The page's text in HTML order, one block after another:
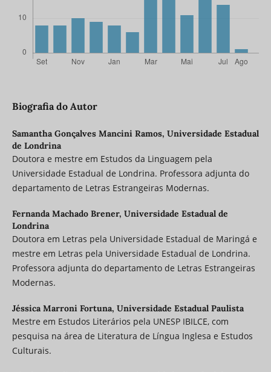
Biografia do Autor
Samantha Gonçalves Mancini Ramos, Universidade Estadual
de Londrina
Doutora e mestre em Estudos da Linguagem pela
Universidade Estadual de Londrina. Professora adjunta do
departamento de Letras Estrangeiras Modernas.
Fernanda Machado Brener, Universidade Estadual de
Londrina
Doutora em Letras pela Universidade Estadual de Maringá e
mestre em Letras pela Universidade Estadual de Londrina.
Professora adjunta do departamento de Letras Estrangeiras
Modernas.
Jéssica Marroni Fortuna, Universidade Estadual Paulista
Mestre em Estudos Literários pela UNESP IBILCE, com
pesquisa na área de Literatura de Língua Inglesa e Estudos
Culturais.